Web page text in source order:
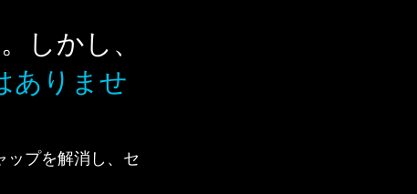
しかし、
ありませ
プを解消し、セ